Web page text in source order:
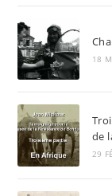
18
de
29